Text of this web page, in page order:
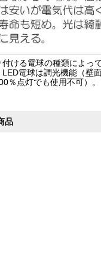
付ける電球の種類によっ
LED電球は調光機能（壁
％点灯でも使用不可）。
品